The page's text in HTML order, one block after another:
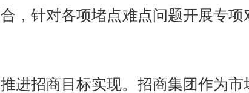
， 针对各项堵点难点问题开展专项
进招商目标实现。招商集团作为市